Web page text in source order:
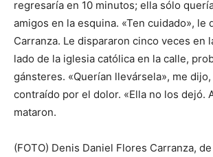
regresaría en 10 minutos; ella sólo
amigos en la esquina. «Ten cuidado», le
Carranza. Le dispararon cinco veces en
lado de la iglesia católica en la calle,
gánsteres. «Querían llevársela», me
contraído por el dolor. «Ella no los dejó.
mataron.
(FOTO) Denis Daniel Flores Carranza,